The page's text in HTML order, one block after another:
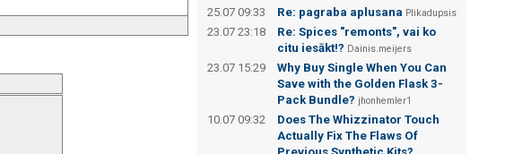
25.07 09:33 Re: pagraba aplusana Plikadupsis
23.07 23:18
Re: Spices "remonts", vai ko
citu iesākt!? Dainis.meijers
23.07 15:29
Why Buy Single When You Can
Save with the Golden Flask 3-
Pack Bundle? jhonhemler1
10.07 09:32
Does The Whizzinator Touch
Actually Fix The Flaws Of